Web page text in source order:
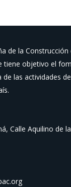
de la
tiene objetivo el
las actividades
Calle Aquilino de